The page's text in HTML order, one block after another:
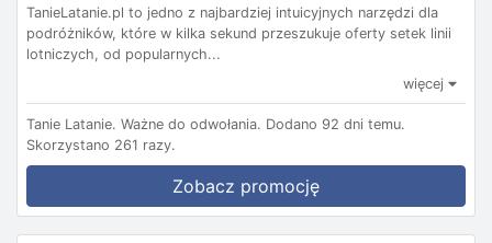
TanieLatanie.pl to jedno z najbardziej intuicyjnych narzędzi dla
podróżników, które w kilka sekund przeszukuje oferty setek linii
lotniczych, od popularnych...
więcej
Tanie Latanie. Ważne do odwołania. Dodano 92 dni temu.
Skorzystano 261 razy.
Zobacz promocję